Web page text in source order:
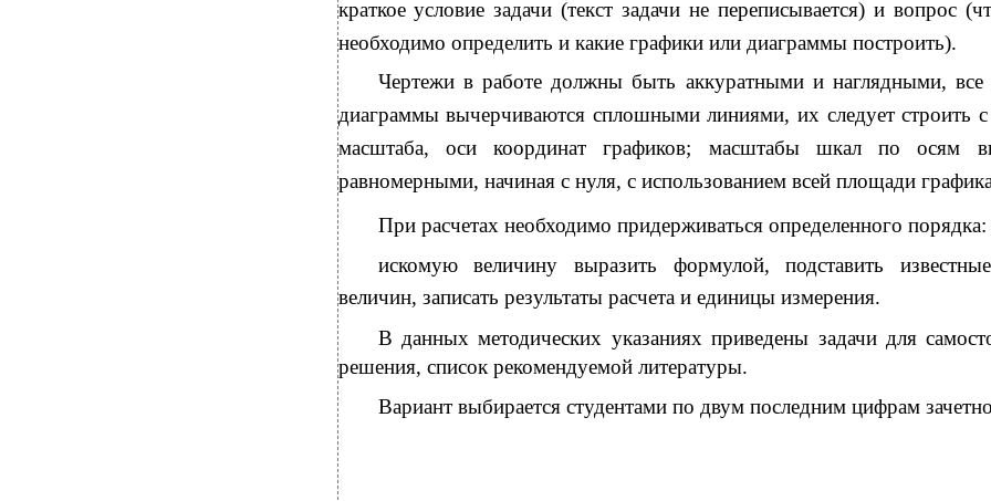
краткое условие задачи (текст задачи не переписывается) и вопрос
необходимо определить и какие графики или диаграммы построить).
Чертежи в работе должны быть аккуратными и наглядными, все
диаграммы вычерчиваются сплошными линиями, их следует строить с
масштаба, оси координат графиков; масштабы шкал по осям
равномерными, начиная с нуля, с использованием всей площади
При расчетах необходимо придерживаться определенного порядка:
искомую величину выразить формулой, подставить
величин, записать результаты расчета и единицы измерения.
В данных методических указаниях приведены задачи для
решения, список рекомендуемой литературы.
Вариант выбирается студентами по двум последним цифрам